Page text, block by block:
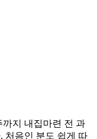
지 내집마련 전 과
처음인 분도 쉽게 따